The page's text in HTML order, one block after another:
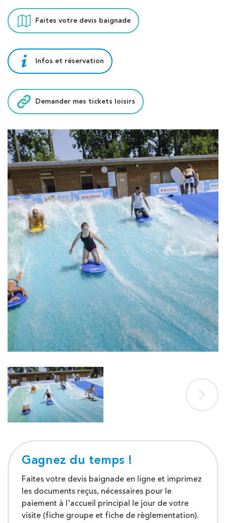
Faites votre devis baignade
Infos et réservation
Demander mes tickets loisirs
Gagnez du temps !
Faites votre devis baignade en ligne et imprimez
les documents reçus, nécessaires pour le
paiement à l'accueil principal le jour de votre
visite (fiche groupe et fiche de règlementation).